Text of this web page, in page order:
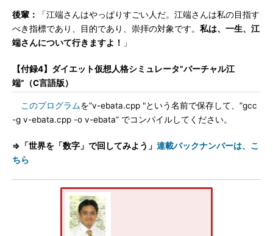
後輩：
「江端さんはやっぱりすごい人だ。江端さんは私の目指す
べき指標であり、目的であり、崇拝の対象です。 私は、一生、江
端さんについて行きますよ！
」
【付録4】ダイエット仮想人格シミュレータ”バーチャル江
端”（C言語版）
このプログラムを”v-ebata.cpp "という名前で保存して、”gcc
-g v-ebata.cpp -o v-ebata” でコンパイルしてください。
⇒「世界を「数字」で回してみよう」 連載バックナンバーは、こ
ちら